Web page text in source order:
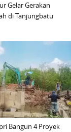
Gelar Gerakan
di Tanjungbatu
Bangun 4 Proyek